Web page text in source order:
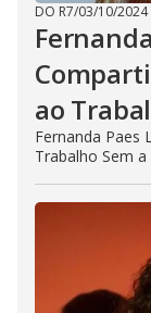
DO R7/03/10/2024
ao
Fernanda Paes
Trabalho Sem a